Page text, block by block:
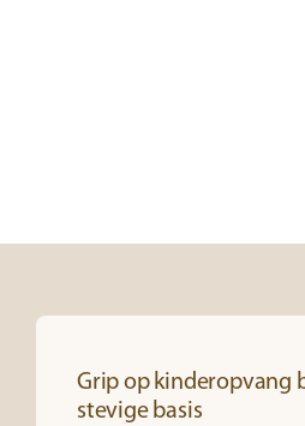
Grip op kinderopvang
stevige basis